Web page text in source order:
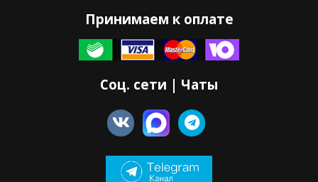
Принимаем к оплате
Соц. сети | Чаты